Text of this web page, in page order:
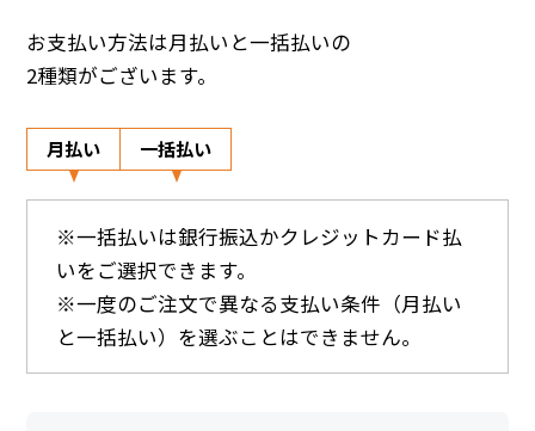
お支払い方法は月払いと一括払いの
2種類がございます。
月払い 一括払い
※一括払いは銀行振込かクレジットカード払
いをご選択できます。
※一度のご注文で異なる支払い条件（月払い
と一括払い）を選ぶことはできません。